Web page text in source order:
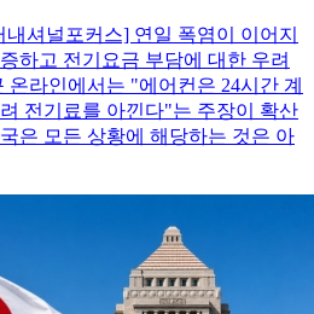
셔널포커스] 연일 폭염이 이어지
하고 전기요금 부담에 대한 우려
온라인에서는 "에어컨은 24시간 계
전기료를 아낀다"는 주장이 확산
은 모든 상황에 해당하는 것은 아